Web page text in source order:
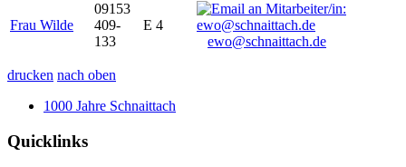
Frau Wilde
09153
409-
133
E 4
ewo@schnaittach.de
drucken nach oben
1000 Jahre Schnaittach
Quicklinks